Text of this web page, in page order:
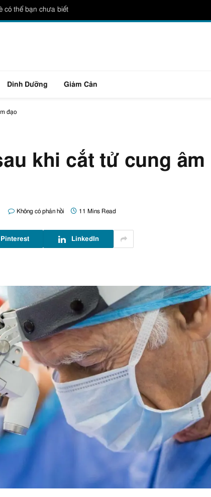
có thể bạn chưa biết
Dinh Dưỡng Giảm Cân
đạo
khi cắt tử cung âm
Không có phản hồi 11 Mins Read
Pinterest LinkedIn